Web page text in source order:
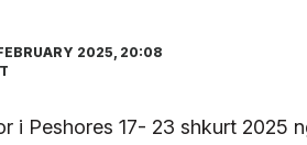
2025, 20:08